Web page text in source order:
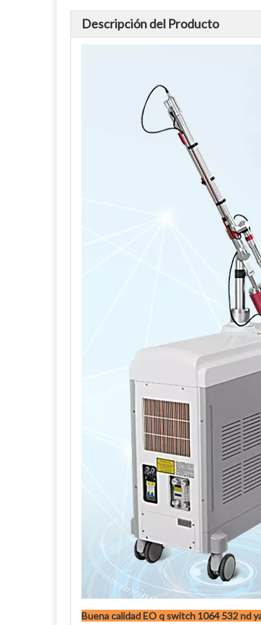
Descripción del Producto
Buena calidad EO q switch 1064 532 nd